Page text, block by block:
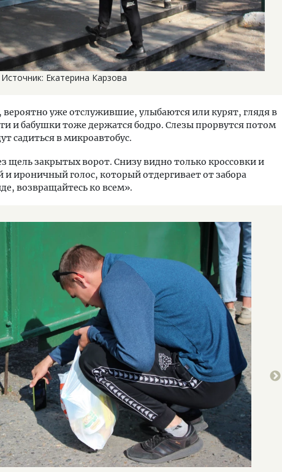
Екатерина Карзова
уже отслужившие, улыбаются или курят, глядя в
и бабушки тоже держатся бодро. Слезы прорвутся потом
садиться в микроавтобус.
щель закрытых ворот. Снизу видно только кроссовки и
ироничный голос, который отдергивает от забора
возвращайтесь ко всем».